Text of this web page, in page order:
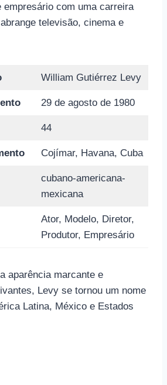
empresário com uma carreira
televisão, cinema e
William Gutiérrez Levy
29 de agosto de 1980
44
Cojímar, Havana, Cuba
cubano-americana-
mexicana
Ator, Modelo, Diretor,
Produtor, Empresário
aparência marcante e
Levy se tornou um nome
Latina, México e Estados